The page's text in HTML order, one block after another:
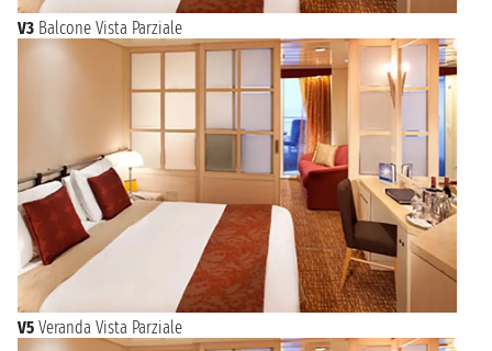
V3 Balcone Vista Parziale
V5 Veranda Vista Parziale